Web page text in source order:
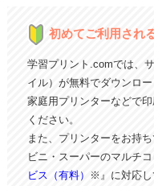
初めてご利用され
学習プリント.comでは、
イル）が無料でダウンロー
家庭用プリンターなどで
ください。
また、プリンターをお持
ビニ・スーパーのマルチ
ビス（有料）
※』に対応し